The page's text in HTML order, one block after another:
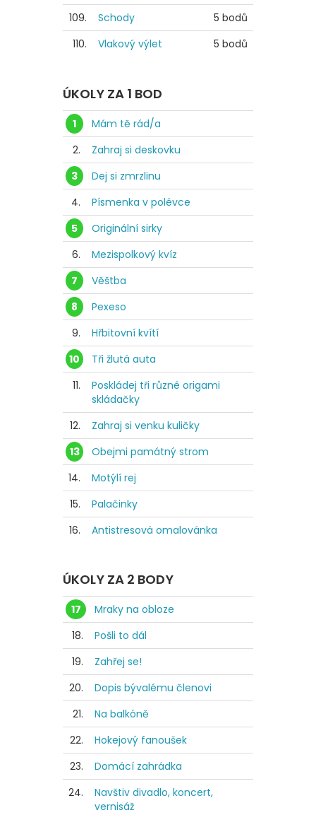
109.
Schody
5 bodů
110.
Vlakový výlet 5 bodů
ÚKOLY ZA 1 BOD
1
Mám tě rád/a
2.
Zahraj si deskovku
3
Dej si zmrzlinu
4.
Písmenka v polévce
5
Originální sirky
6.
Mezispolkový kvíz
7
Věštba
8
Pexeso
9.
Hřbitovní kvítí
10
Tři žlutá auta
11.
Poskládej tři různé origami
skládačky
12.
Zahraj si venku kuličky
13
Obejmi památný strom
14.
Motýlí rej
15.
Palačinky
16.
Antistresová omalovánka
ÚKOLY ZA 2 BODY
17
Mraky na obloze
18.
Pošli to dál
19.
Zahřej se!
20.
Dopis bývalému členovi
21.
Na balkóně
22.
Hokejový fanoušek
23.
Domácí zahrádka
24.
Navštiv divadlo, koncert,
vernisáž